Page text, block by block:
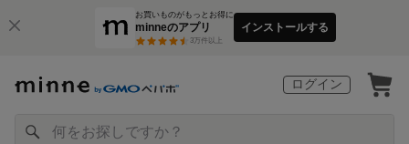
お買いものがもっとお得に
minneのアプリ
3万件以上
インストールする
ログイン